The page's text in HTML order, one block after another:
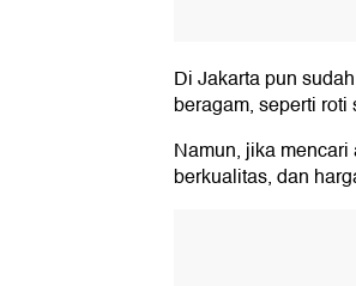
Di Jakarta pun
beragam, seperti
Namun, jika
berkualitas, dan